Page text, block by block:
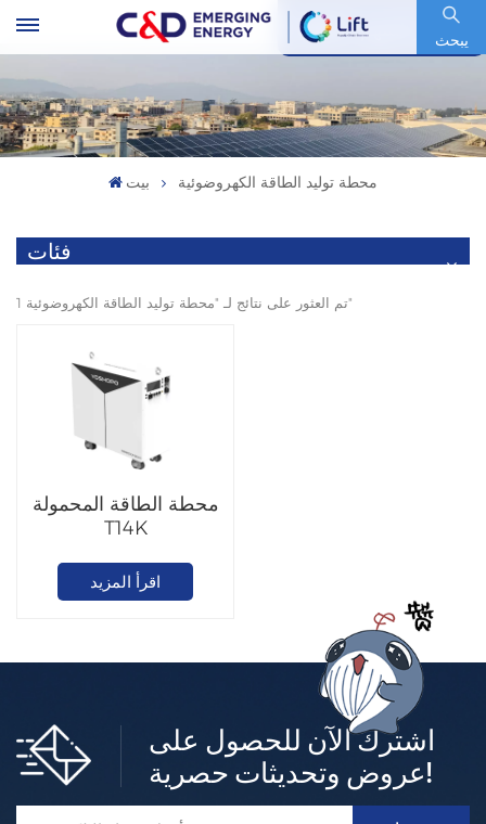
يبحث
رمز السهم : 600153.SH
بيت محطة توليد الطاقة الكهروضوئية
فئات
1 تم العثور على نتائج لـ "محطة توليد الطاقة الكهروضوئية"
محطة الطاقة المحمولة
T14K
اقرأ المزيد
اشترك الآن للحصول على
عروض وتحديثات حصرية!